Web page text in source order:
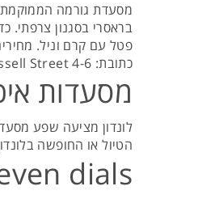
מסעדת גורמה הממוקמת
בראסרי בסגנון צרפתי.
פטל עם קרם וניל.
כתובת: 4-6 Russell Street
מסעדות
לונדון מציעה שפע
הטיול או החופשה
dials